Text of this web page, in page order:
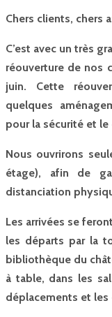
Chers clients, chers
C’est avec un très
réouverture de nos
juin. Cette
quelques
pour la sécurité et
Nous ouvrirons
étage), afin de
distanciation
Les arrivées se
les départs par la
bibliothèque du
à table, dans les
déplacements et